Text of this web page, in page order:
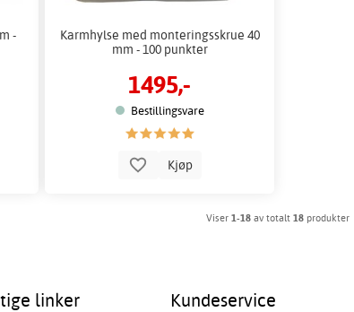
-
Karmhylse med monteringsskrue 40
mm - 100 punkter
1495,-
Bestillingsvare
Kjøp
Viser1-18 av totalt18 produkter
linker Kundeservice